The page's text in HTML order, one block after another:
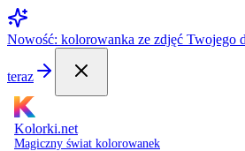
Nowość: kolorowanka ze zdjęć Twojego
teraz
Kolorki.net
Magiczny świat kolorowanek